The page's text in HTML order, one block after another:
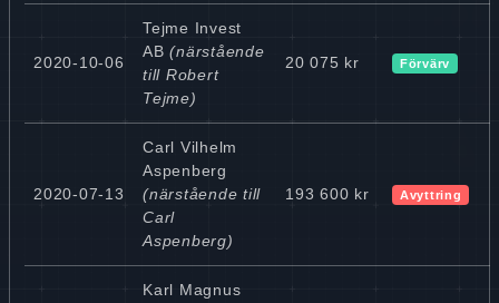
2020-10-06
Tejme Invest
AB (närstående
till Robert
Tejme)
20 075 kr Förvärv
2020-07-13
Carl Vilhelm
Aspenberg
(närstående till
Carl
Aspenberg)
193 600 kr Avyttring
Karl Magnus